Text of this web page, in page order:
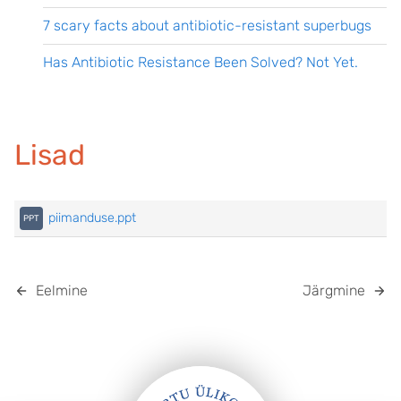
Lisad
piimanduse.ppt
Eelmine Järgmine
7 scary facts about antibiotic-resistant superbugs
Has Antibiotic Resistance Been Solved? Not Yet.